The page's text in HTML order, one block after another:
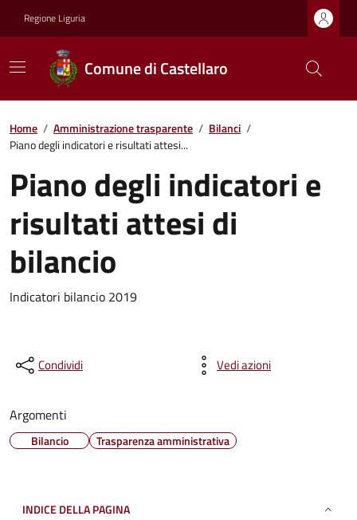
Regione Liguria
Comune di Castellaro
Home / Amministrazione trasparente / Bilanci /
Piano degli indicatori e risultati attesi...
Piano degli indicatori e
risultati attesi di
bilancio
Indicatori bilancio 2019
Condividi Vedi azioni
Argomenti
Bilancio Trasparenza amministrativa
INDICE DELLA PAGINA